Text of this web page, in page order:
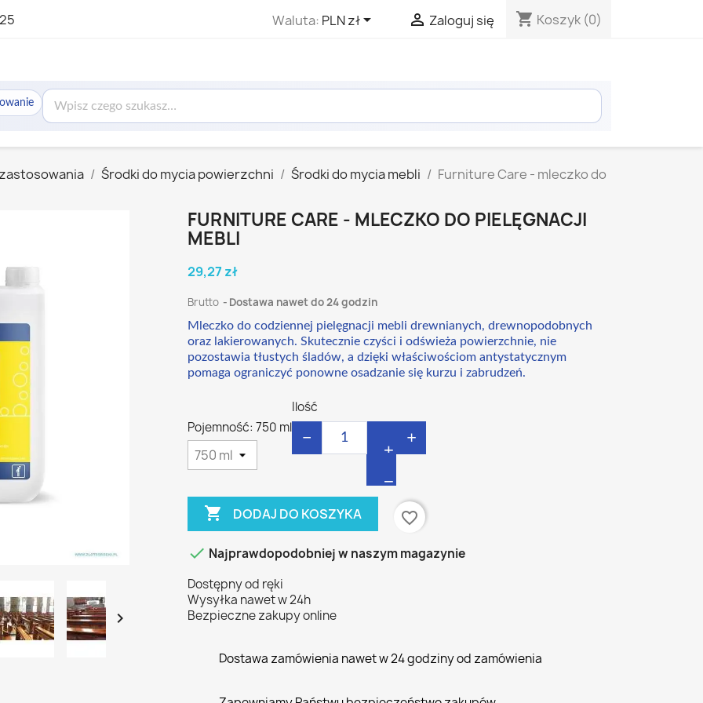
Waluta: PLN zł  Zaloguj się shopping_cart Koszyk (0)
Środki do mycia powierzchni Środki do mycia mebli Furniture Care - mleczko do

FURNITURE CARE - MLECZKO DO PIELĘGNACJI
MEBLI
29,27 zł
Brutto Dostawa nawet do 24 godzin
Mleczko do codziennej pielęgnacji mebli drewnianych, drewnopodobnych
oraz lakierowanych. Skutecznie czyści i odświeża powierzchnie, nie
pozostawia tłustych śladów, a dzięki właściwościom antystatycznym
pomaga ograniczyć ponowne osadzanie się kurzu i zabrudzeń.
Pojemność: 750 ml
Ilość
− +
 DODAJ DO KOSZYKA
favorite_border
 Najprawdopodobniej w naszym magazynie
Dostępny od ręki
Wysyłka nawet w 24h
Bezpieczne zakupy online
Dostawa zamówienia nawet w 24 godziny od zamówienia